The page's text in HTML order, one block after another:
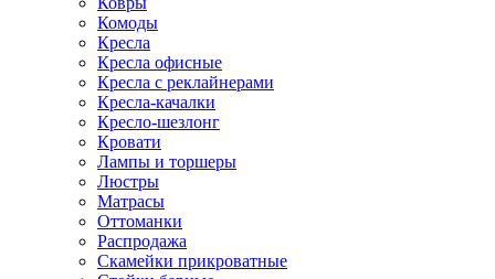
Комоды
Кресла
Кресла офисные
Кресла с реклайнерами
Кресла-качалки
Кресло-шезлонг
Кровати
Лампы и торшеры
Люстры
Матрасы
Оттоманки
Распродажа
Скамейки прикроватные